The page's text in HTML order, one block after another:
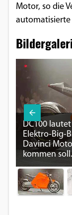
Motor, so die
automatisierte
DC100
Elektro-Big-
Davinci
kommen